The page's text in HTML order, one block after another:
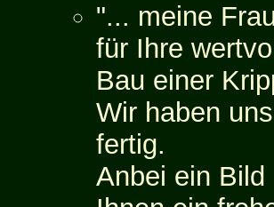
"... meine
für Ihre
Bau einer
Wir haben
fertig.
Anbei ein